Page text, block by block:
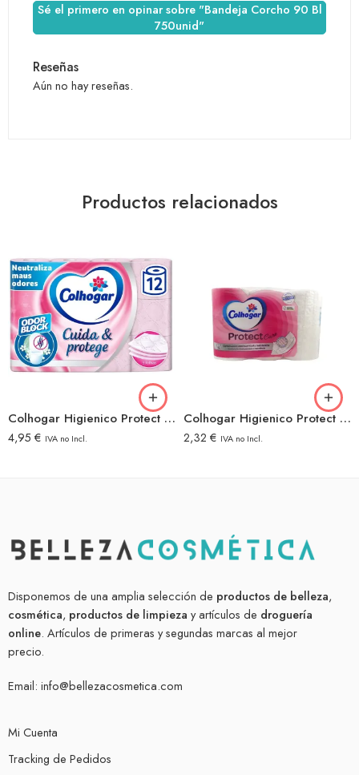
Sé el primero en opinar sobre "Bandeja Corcho 90 Bl
750unid"
Reseñas
Aún no hay reseñas.
Productos relacionados
Colhogar Higienico Protect 3C Rosa 12Rollos
4,95 € IVA no Incl.
Colhogar Higienico Protect 3C Deco 6Rollos
2,32 € IVA no Incl.
Disponemos de una amplia selección de productos de belleza,
cosmética, productos de limpieza y artículos de droguería
online. Artículos de primeras y segundas marcas al mejor
precio.
Email: info@bellezacosmetica.com
Mi Cuenta
Tracking de Pedidos